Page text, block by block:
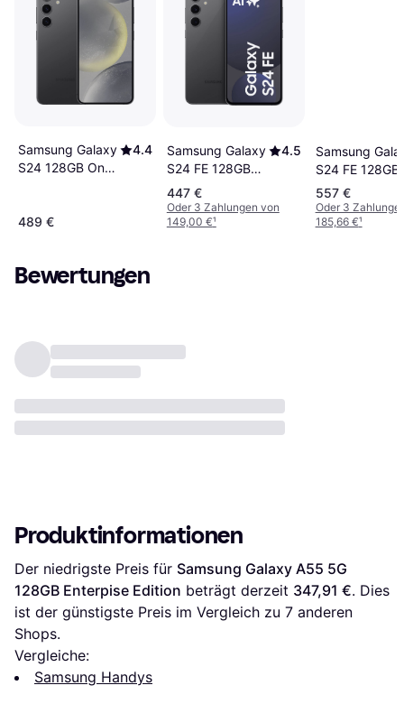
Samsung Galaxy
S24 128GB Onyx
4.4
489 €
Samsung Galaxy
S24 FE 128GB
Graphite
4.5
447 €
Oder 3 Zahlungen von
149,00 €¹
Samsung
S24 FE 128GB
Mint
557 €
Oder 3
185,66 €¹
Bewertungen
Produktinformationen
Der niedrigste Preis für Samsung Galaxy A55 5G
128GB Enterpise Edition beträgt derzeit 347,91 €. Dies
ist der günstigste Preis im Vergleich zu 7 anderen
Shops.
Vergleiche:
Samsung Handys